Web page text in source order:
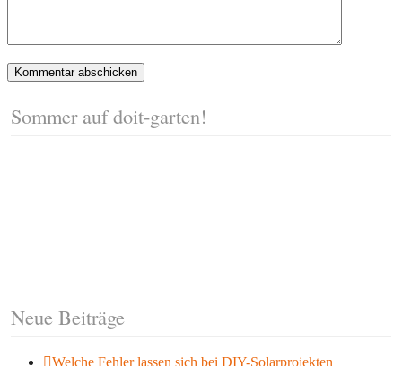
Sommer auf doit-garten!
Neue Beiträge
Welche Fehler lassen sich bei DIY-Solarprojekten